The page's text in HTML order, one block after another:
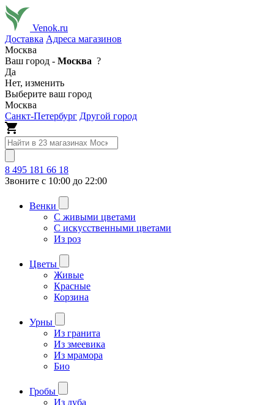
Venok.ru
Доставка Адреса магазинов
Москва
Ваш город - Москва ?
Да
Нет, изменить
Выберите ваш город
Москва
Санкт-Петербург Другой город
8 495 181 66 18
Звоните с 10:00 до 22:00
Венки
С живыми цветами
С искусственными цветами
Из роз
Цветы
Живые
Красные
Корзина
Урны
Из гранита
Из змеевика
Из мрамора
Био
Гробы
Из дуба